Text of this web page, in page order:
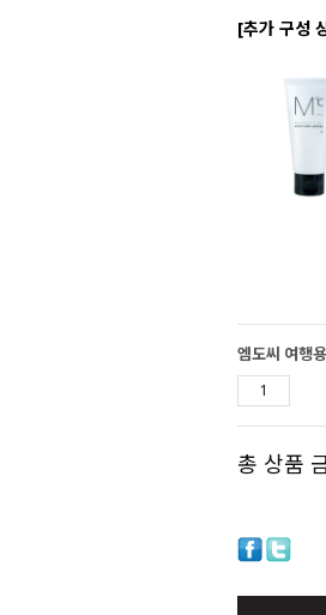
[추가 구성
엠도씨 여행
총 상품